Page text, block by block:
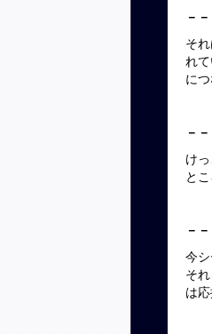
－
そ
れ
に
－
け
と
－
今
そ
は